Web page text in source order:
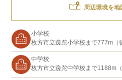
周辺環境を地
小学校
枚方市立蹉跎小学校まで777m（
中学校
枚方市立蹉跎中学校まで1188m（